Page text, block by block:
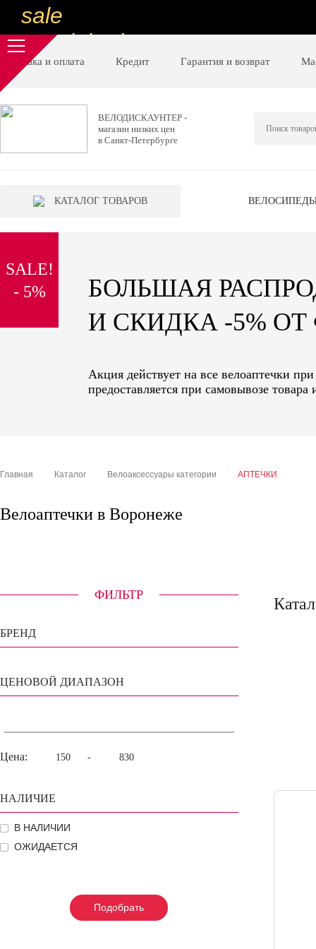
sale
special price
sale
низкие цены
вот дешево
special price
sale
надо брать
sale
Доставка и оплата Кредит Гарантия и возврат
ВЕЛОДИСКАУНТЕР -
магазин низких цен
в Санкт-Петербурге
КАТАЛОГ ТОВАРОВ
SALE!
- 5%
БОЛЬШАЯ
И СКИДКА -5%
Акция действует на все велоаптечки
предоставляется при самовывозе товара
Главная Каталог Велоаксессуары категории АПТЕЧКИ
Велоаптечки в Воронеже
ФИЛЬТР
БРЕНД
ЦЕНОВОЙ ДИАПАЗОН
Цена: -
НАЛИЧИЕ
В НАЛИЧИИ
ОЖИДАЕТСЯ
Подобрать
Подобрать
Подобрать